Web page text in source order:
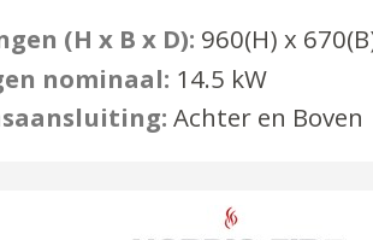
(H x B x D): 960(H) x 670
nominaal: 14.5 kW
Achter en Boven